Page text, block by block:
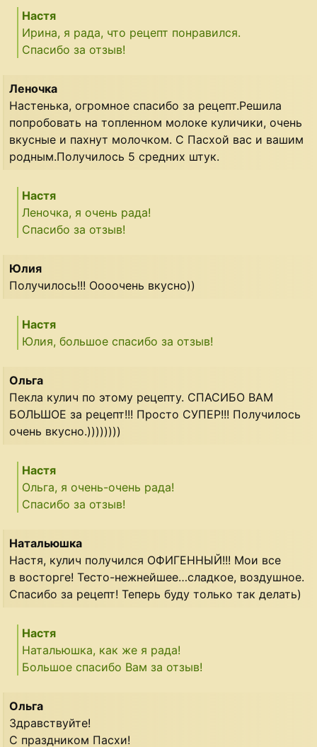
Настя
Ирина, я рада, что рецепт понравился.
Спасибо за отзыв!
Леночка
Настенька, огромное спасибо за рецепт.Решила
попробовать на топленном молоке куличики, очень
вкусные и пахнут молочком. С Пасхой вас и вашим
родным.Получилось 5 средних штук.
Настя
Леночка, я очень рада!
Спасибо за отзыв!
Юлия
Получилось!!! Оооочень вкусно))
Настя
Юлия, большое спасибо за отзыв!
Ольга
Пекла кулич по этому рецепту. СПАСИБО ВАМ
БОЛЬШОЕ за рецепт!!! Просто СУПЕР!!! Получилось
очень вкусно.))))))))
Настя
Ольга, я очень-очень рада!
Спасибо за отзыв!
Натальюшка
Настя, кулич получился ОФИГЕННЫЙ!!! Мои все
в восторге! Тесто-нежнейшее…сладкое, воздушное.
Спасибо за рецепт! Теперь буду только так делать)
Настя
Натальюшка, как же я рада!
Большое спасибо Вам за отзыв!
Ольга
Здравствуйте!
С праздником Пасхи!